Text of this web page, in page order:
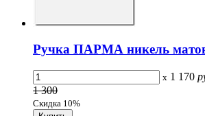
Ручка ПАРМА никель
x 1 170
1 300
Скидка 10%